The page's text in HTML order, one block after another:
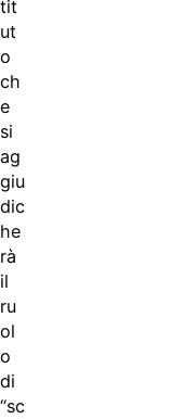
tit
ut
o
ch
e
si
ag
giu
dic
he
rà
il
ru
ol
o
di
“sc